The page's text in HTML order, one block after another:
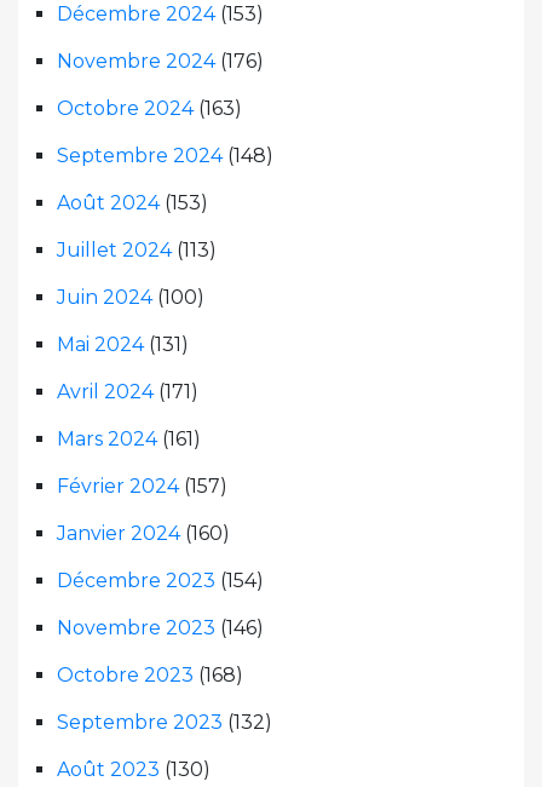
Décembre 2024(153)
Novembre 2024(176)
Octobre 2024(163)
Septembre 2024(148)
Août 2024(153)
Juillet 2024(113)
Juin 2024(100)
Mai 2024(131)
Avril 2024(171)
Mars 2024(161)
Février 2024(157)
Janvier 2024(160)
Décembre 2023 (154)
Novembre 2023 (146)
Octobre 2023 (168)
Septembre 2023 (132)
Août 2023 (130)